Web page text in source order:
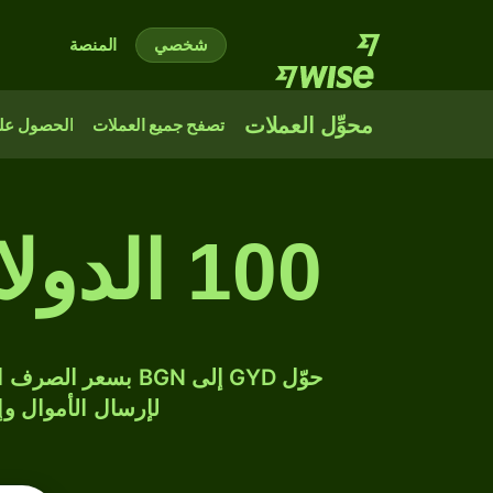
شخصي المنصة
محوِّل العملات تصفح جميع العملات الحصول
100 الدولار الغياني إلى ليف بلغاري
لإرسال الأموال